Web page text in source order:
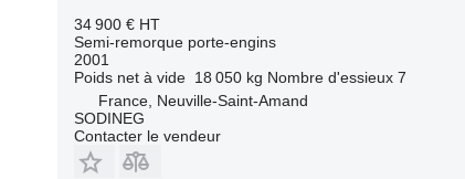
34 900 € HT
Semi-remorque porte-engins
2001
Poids net à vide 18 050 kg Nombre d'essieux 7
France, Neuville-Saint-Amand
SODINEG
Contacter le vendeur